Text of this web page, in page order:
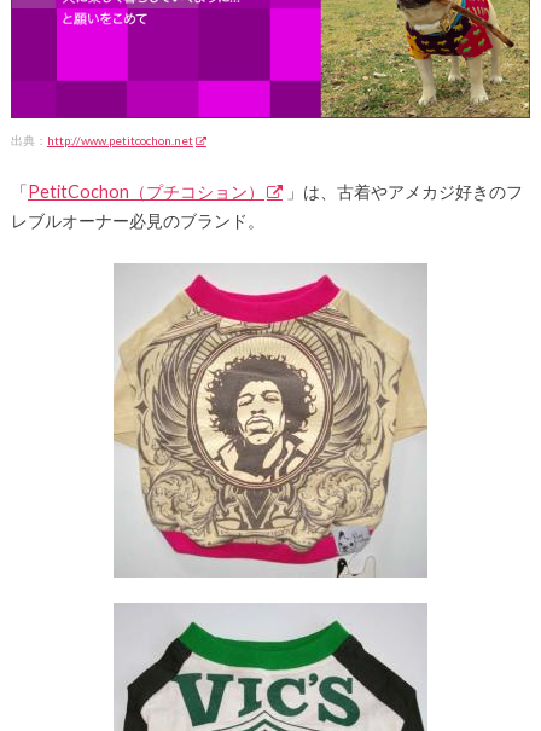
出典： http://www.petitcochon.net
「PetitCochon（プチコション）
」は、古着やアメカジ好きのフ
レブルオーナー必見のブランド。